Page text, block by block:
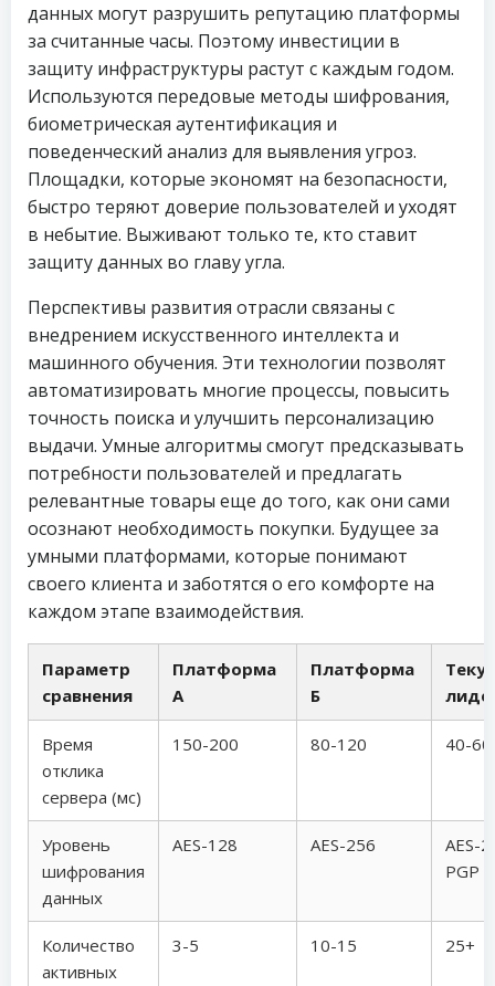
данных могут разрушить репутацию платформы
за считанные часы. Поэтому инвестиции в
защиту инфраструктуры растут с каждым годом.
Используются передовые методы шифрования,
биометрическая аутентификация и
поведенческий анализ для выявления угроз.
Площадки, которые экономят на безопасности,
быстро теряют доверие пользователей и уходят
в небытие. Выживают только те, кто ставит
защиту данных во главу угла.
Перспективы развития отрасли связаны с
внедрением искусственного интеллекта и
машинного обучения. Эти технологии позволят
автоматизировать многие процессы, повысить
точность поиска и улучшить персонализацию
выдачи. Умные алгоритмы смогут предсказывать
потребности пользователей и предлагать
релевантные товары еще до того, как они сами
осознают необходимость покупки. Будущее за
умными платформами, которые понимают
своего клиента и заботятся о его комфорте на
каждом этапе взаимодействия.
Параметр
сравнения
Платформа
А
Платформа
Б
Время
отклика
сервера (мс)
150-200 80-120 40-60
Уровень
шифрования
данных
AES-128 AES-256
AES-
PGP
Количество
активных
3-5 10-15 25+